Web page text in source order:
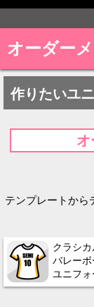
オーダー
作りたいユ
オ
テンプレートから
クラシカ
バレーボ
ユニフォ